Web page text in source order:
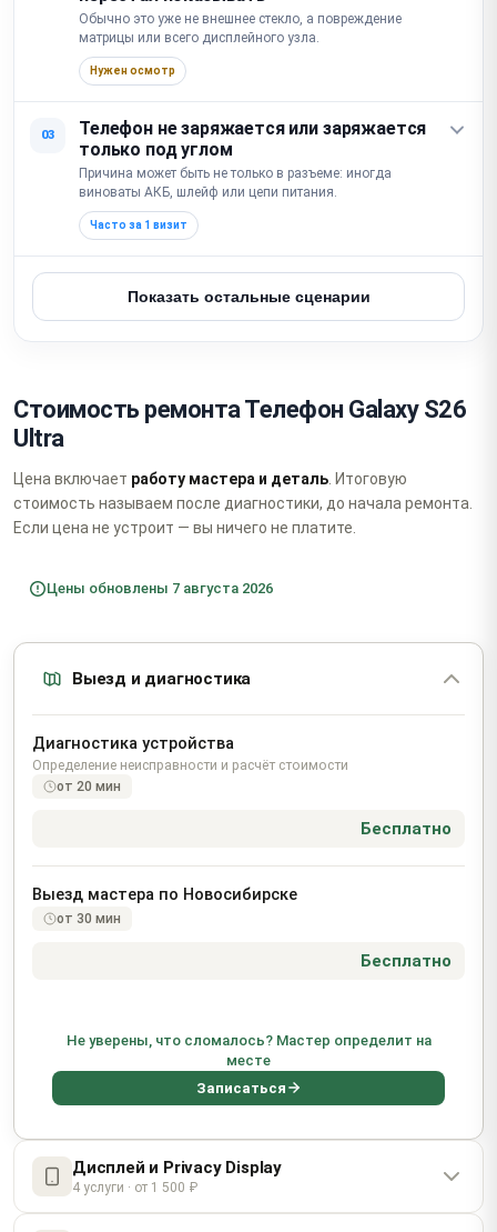
Обычно это уже не внешнее стекло, а повреждение
матрицы или всего дисплейного узла.
Нужен осмотр
03
Телефон не заряжается или заряжается
только под углом
Причина может быть не только в разъеме: иногда
виноваты АКБ, шлейф или цепи питания.
Часто за 1 визит
Показать остальные сценарии
Стоимость ремонта Телефон Galaxy S26
Ultra
Цена включает работу мастера и деталь . Итоговую
стоимость называем после диагностики, до начала ремонта.
Если цена не устроит — вы ничего не платите.
Цены обновлены 7 августа 2026
Выезд и диагностика
Диагностика устройства
Определение неисправности и расчёт стоимости
от 20 мин
Бесплатно
Выезд мастера по Новосибирске
от 30 мин
Бесплатно
Не уверены, что сломалось? Мастер определит на
месте
Записаться
Дисплей и Privacy Display
4 услуги · от 1 500 ₽